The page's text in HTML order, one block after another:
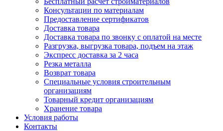
Консультации по материалам
Предоставление сертификатов
Доставка товара
Доставка товара по звонку с оплатой на месте
Разгрузка, выгрузка товара, подъем на этаж
Экспресс доставка за 2 часа
Резка металла
Возврат товара
Специальные условия строительным
организациям
Товарный кредит организациям
Хранение товара
Условия работы
Контакты